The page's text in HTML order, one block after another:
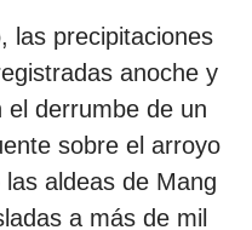
las precipitaciones
anoche y
derrumbe de un
sobre el arroyo
aldeas de Mang
a más de mil